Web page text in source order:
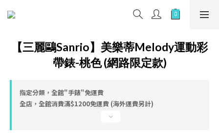
【三麗鷗Sanrio】美樂蒂Melody運動彩
帶錶-桃色 (網路限定款)
指定分類，全館"手錶"免運費
全店，全館消費滿$1200免運費 (海外運費另計)